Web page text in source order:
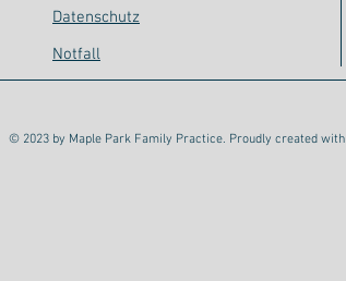
Datenschutz
Notfall
© 2023 by Maple Park Family Practice. Proudly created with